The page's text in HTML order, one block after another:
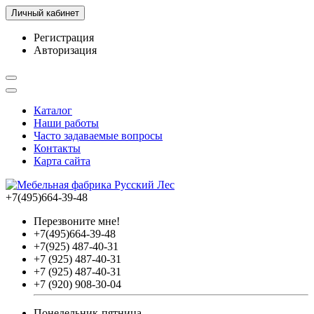
Личный кабинет
Регистрация
Авторизация
Каталог
Наши работы
Часто задаваемые вопросы
Контакты
Карта сайта
+7(495)664-39-48
Перезвоните мне!
+7(495)664-39-48
+7(925) 487-40-31
+7 (925) 487-40-31
+7 (925) 487-40-31
+7 (920) 908-30-04